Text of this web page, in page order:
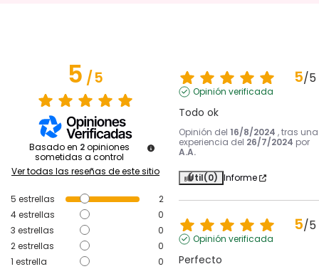
5/5
Basado en 2 opiniones
sometidas a control
Ver todas las reseñas de este sitio
5 estrellas
2
4estrellas
0
3 estrellas
0
2estrellas
0
1 estrella 0
5/5
Opinión verificada
Todo ok
Opinión del 16/8/2024 , tras una
experiencia del 26/7/2024 por
A.A.
Útil(0) Informe
5/5
Opinión verificada
Perfecto